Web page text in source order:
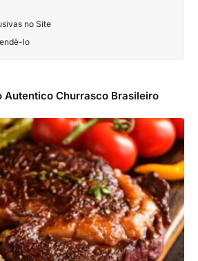
no Site
lo
Autentico Churrasco Brasileiro